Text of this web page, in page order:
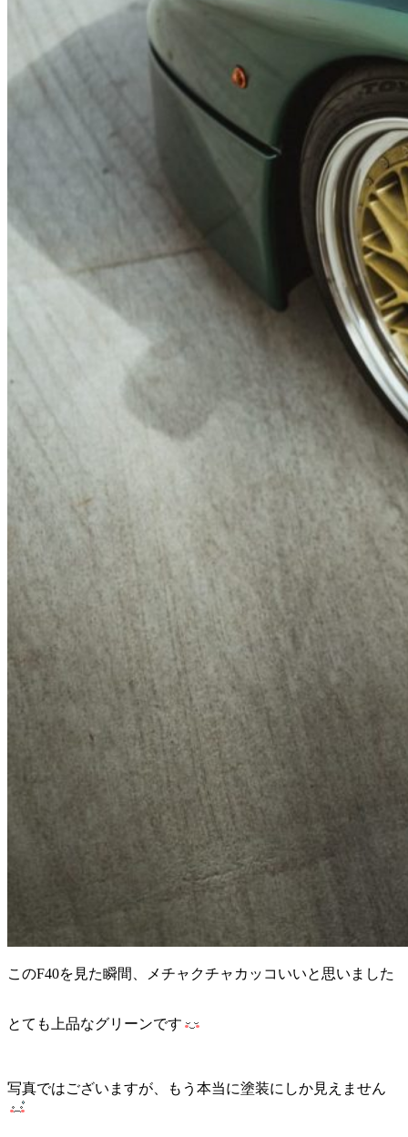
このF40を見た瞬間、メチャクチャカッコいいと思いました
とても上品なグリーンです
写真ではございますが、もう本当に塗装にしか見えません